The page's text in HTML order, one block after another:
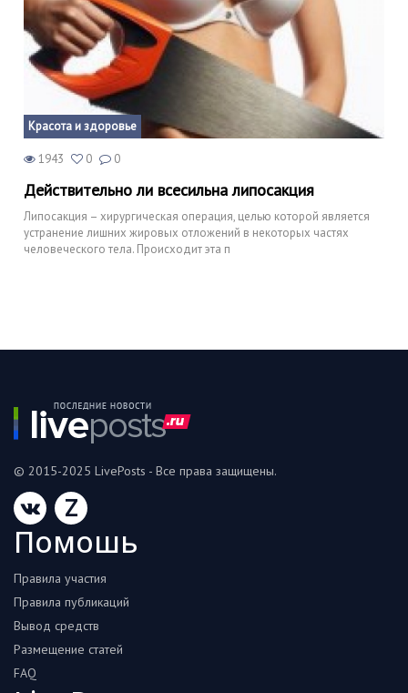
Красота и здоровье
1943 0 0
Действительно ли всесильна липосакция
Липосакция – хирургическая операция, целью которой является
устранение лишних жировых отложений в некоторых частях
человеческого тела. Происходит эта п
© 2015-2025 LivePosts - Все права защищены.
Z
Помошь
Правила участия
Правила публикаций
Вывод средств
Размещение статей
FAQ